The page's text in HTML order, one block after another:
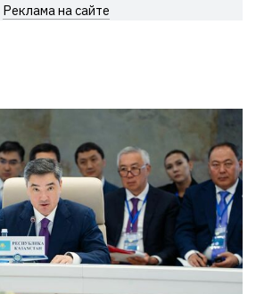
Реклама на сайте